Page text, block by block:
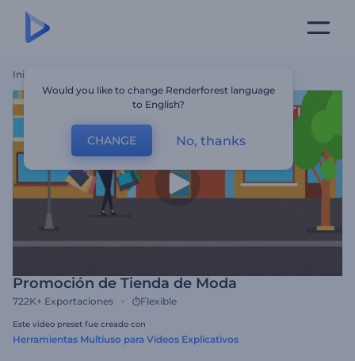
Inicio
Promoción de Tienda de Moda
722K+ Exportaciones Flexible
Este video preset fue creado con
Herramientas Multiuso para Videos Explicativos
Would you like to change Renderforest language
to English?
CHANGE No, thanks